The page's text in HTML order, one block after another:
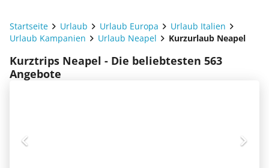
Startseite Urlaub Urlaub Europa
Urlaub Italien
Urlaub Kampanien
Urlaub Neapel Kurzurlaub Neapel
Kurztrips Neapel - Die beliebtesten 563
Angebote